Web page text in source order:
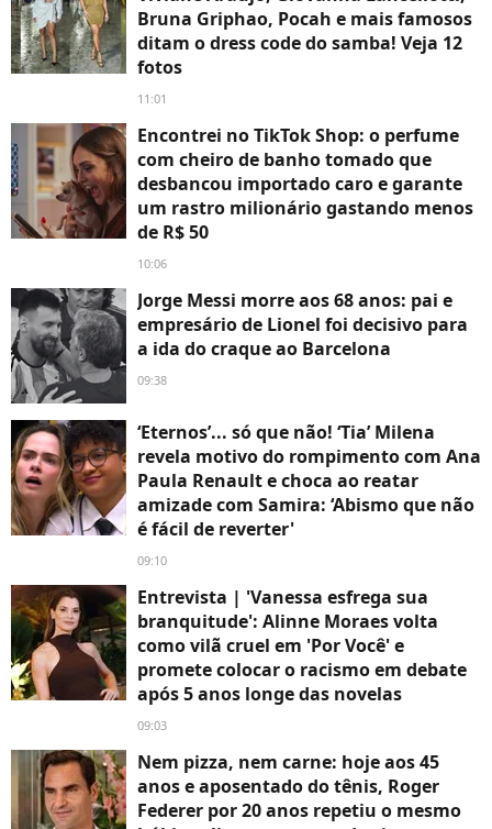
Bruna Griphao, Pocah e mais famosos
ditam o dress code do samba! Veja 12
fotos
11:01
Encontrei no TikTok Shop: o perfume
com cheiro de banho tomado que
desbancou importado caro e garante
um rastro milionário gastando menos
de R$ 50
10:06
Jorge Messi morre aos 68 anos: pai e
empresário de Lionel foi decisivo para
a ida do craque ao Barcelona
09:38
‘Eternos’... só que não! ‘Tia’ Milena
revela motivo do rompimento com Ana
Paula Renault e choca ao reatar
amizade com Samira: ‘Abismo que não
é fácil de reverter'
09:10
Entrevista | 'Vanessa esfrega sua
branquitude': Alinne Moraes volta
como vilã cruel em 'Por Você' e
promete colocar o racismo em debate
após 5 anos longe das novelas
09:03
Nem pizza, nem carne: hoje aos 45
anos e aposentado do tênis, Roger
Federer por 20 anos repetiu o mesmo